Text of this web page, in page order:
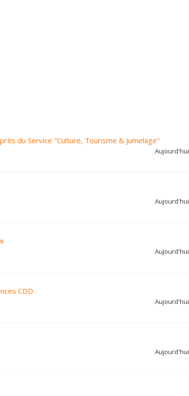
du Service "Culture, Tourisme & Jumelage"
Aujourd'hui
Aujourd'hui
Aujourd'hui
CDD
Aujourd'hui
Aujourd'hui